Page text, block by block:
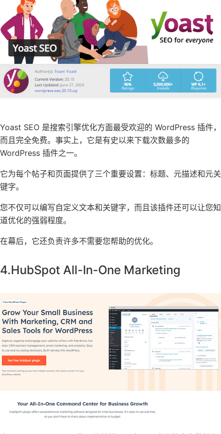
Yoast SEO 是搜索引擎优化方面最受欢迎的 WordPress 插件，
而且完全免费。事实上，它是有史以来下载次数最多的
WordPress 插件之一。
它为每个帖子和页面提供了三个重要设置：标题、元描述和元关
键字。
您不仅可以编写自定义文本和关键字，而且该插件还可以让您知
道优化的强弱程度。
在幕后，它还负责许多不需要您帮助的优化。
4.HubSpot All-In-One Marketing